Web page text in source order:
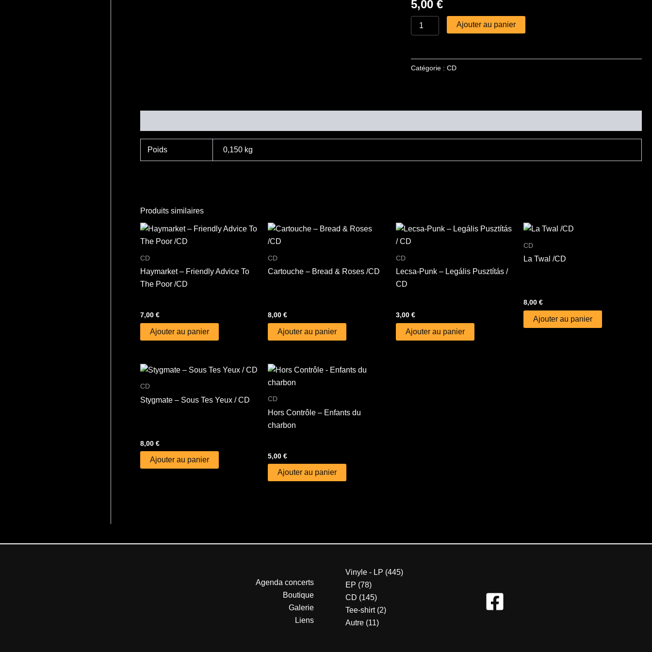
5,00€
Ajouter au panier
Catégorie :CD
Poids 0,150 kg
Produits similaires
CD
Haymarket – Friendly Advice To
The Poor /CD
7,00 €
Ajouter au panier
CD
Cartouche – Bread & Roses /CD
8,00€
Ajouter au panier
CD
Lecsa-Punk – Legális Pusztítás /
CD
3,00 €
Ajouter au panier
CD
La Twal /CD
8,00€
Ajouter au panier
CD
Stygmate – Sous Tes Yeux / CD
8,00 €
Ajouter au panier
CD
Hors Contrôle – Enfants du
charbon
5,00€
Ajouter au panier
Agenda concerts
Boutique
Galerie
Liens
Vinyle - LP 445
EP 78
CD 145
Tee-shirt 2
Autre 11